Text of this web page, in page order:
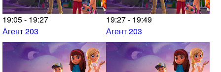
19:05 - 19:27
Агент 203
19:27 - 19:49
Агент 203